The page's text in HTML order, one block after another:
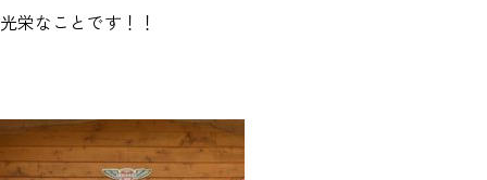
光栄なことです！！